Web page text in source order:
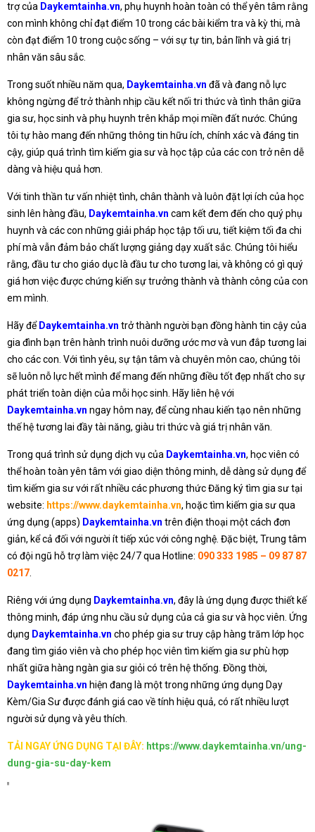
trợ của Daykemtainha.vn, phụ huynh hoàn toàn có thể yên tâm rằng
con mình không chỉ đạt điểm 10 trong các bài kiểm tra và kỳ thi, mà
còn đạt điểm 10 trong cuộc sống – với sự tự tin, bản lĩnh và giá trị
nhân văn sâu sắc.
Trong suốt nhiều năm qua, Daykemtainha.vn đã và đang nỗ lực
không ngừng để trở thành nhịp cầu kết nối tri thức và tình thân giữa
gia sư, học sinh và phụ huynh trên khắp mọi miền đất nước. Chúng
tôi tự hào mang đến những thông tin hữu ích, chính xác và đáng tin
cậy, giúp quá trình tìm kiếm gia sư và học tập của các con trở nên dễ
dàng và hiệu quả hơn.
Với tinh thần tư vấn nhiệt tình, chân thành và luôn đặt lợi ích của học
sinh lên hàng đầu, Daykemtainha.vn cam kết đem đến cho quý phụ
huynh và các con những giải pháp học tập tối ưu, tiết kiệm tối đa chi
phí mà vẫn đảm bảo chất lượng giảng dạy xuất sắc. Chúng tôi hiểu
rằng, đầu tư cho giáo dục là đầu tư cho tương lai, và không có gì quý
giá hơn việc được chứng kiến sự trưởng thành và thành công của con
em mình.
Hãy để Daykemtainha.vn trở thành người bạn đồng hành tin cậy của
gia đình bạn trên hành trình nuôi dưỡng ước mơ và vun đắp tương lai
cho các con. Với tình yêu, sự tận tâm và chuyên môn cao, chúng tôi
sẽ luôn nỗ lực hết mình để mang đến những điều tốt đẹp nhất cho sự
phát triển toàn diện của mỗi học sinh. Hãy liên hệ với
Daykemtainha.vn ngay hôm nay, để cùng nhau kiến tạo nên những
thế hệ tương lai đầy tài năng, giàu tri thức và giá trị nhân văn.
Trong quá trình sử dụng dịch vụ của Daykemtainha.vn, học viên có
thể hoàn toàn yên tâm với giao diện thông minh, dễ dàng sử dụng để
tìm kiếm gia sư với rất nhiều các phương thức Đăng ký tìm gia sư tại
website: https://www.daykemtainha.vn, hoặc tìm kiếm gia sư qua
ứng dụng (apps) Daykemtainha.vn trên điện thoại một cách đơn
giản, kể cả đối với người ít tiếp xúc với công nghệ. Đặc biệt, Trung tâm
có đội ngũ hỗ trợ làm việc 24/7 qua Hotline: 090 333 1985 – 09 87 87
0217
Riêng với ứng dụng Daykemtainha.vn, đây là ứng dụng được thiết kế
thông minh, đáp ứng nhu cầu sử dụng của cả gia sư và học viên. Ứng
dụng Daykemtainha.vn cho phép gia sư truy cập hàng trăm lớp học
đang tìm giáo viên và cho phép học viên tìm kiếm gia sư phù hợp
nhất giữa hàng ngàn gia sư giỏi có trên hệ thống. Đồng thời,
Daykemtainha.vn hiện đang là một trong những ứng dụng Dạy
Kèm/Gia Sư được đánh giá cao về tính hiệu quả, có rất nhiều lượt
người sử dụng và yêu thích.
TẢI NGAY ỨNG DỤNG TẠI ĐÂY: https://www.daykemtainha.vn/ung-
dung-gia-su-day-kem